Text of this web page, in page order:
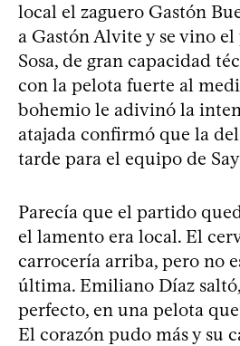
local el zaguero Gastón
a Gastón Alvite y se vino
Sosa, de gran capacidad
con la pelota fuerte al
bohemio le adivinó la
atajada confirmó que la
tarde para el equipo de
Parecía que el partido
el lamento era local. El
carrocería arriba, pero no
última. Emiliano Díaz
perfecto, en una pelota
El corazón pudo más y su